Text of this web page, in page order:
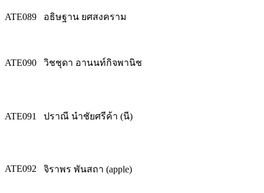
ATE089 อธิษฐาน ยศสงคราม
ATE090 วิชชุดา อานนท์กิจพานิช
ATE091 ปราณี นำชัยศรีค้า (นี)
ATE092 จิราพร พันสถา (apple)